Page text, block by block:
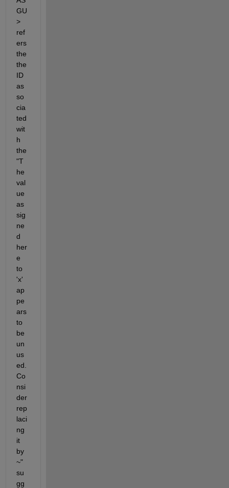
GU
>
ref
ers
the
the
ID
as
so
cia
ted
wit
h
the
"T
he
val
ue
as
sig
ne
d
her
e
to
'x'
ap
pe
ars
to
be
un
us
ed.
Co
nsi
der
rep
laci
ng
it
by
~"
su
gg